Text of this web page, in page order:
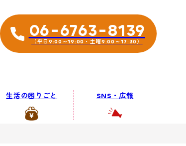
06-6763-8139
（平日9:00～19:00・土曜9:00～17:30）
生活の困りごと SNS・広報